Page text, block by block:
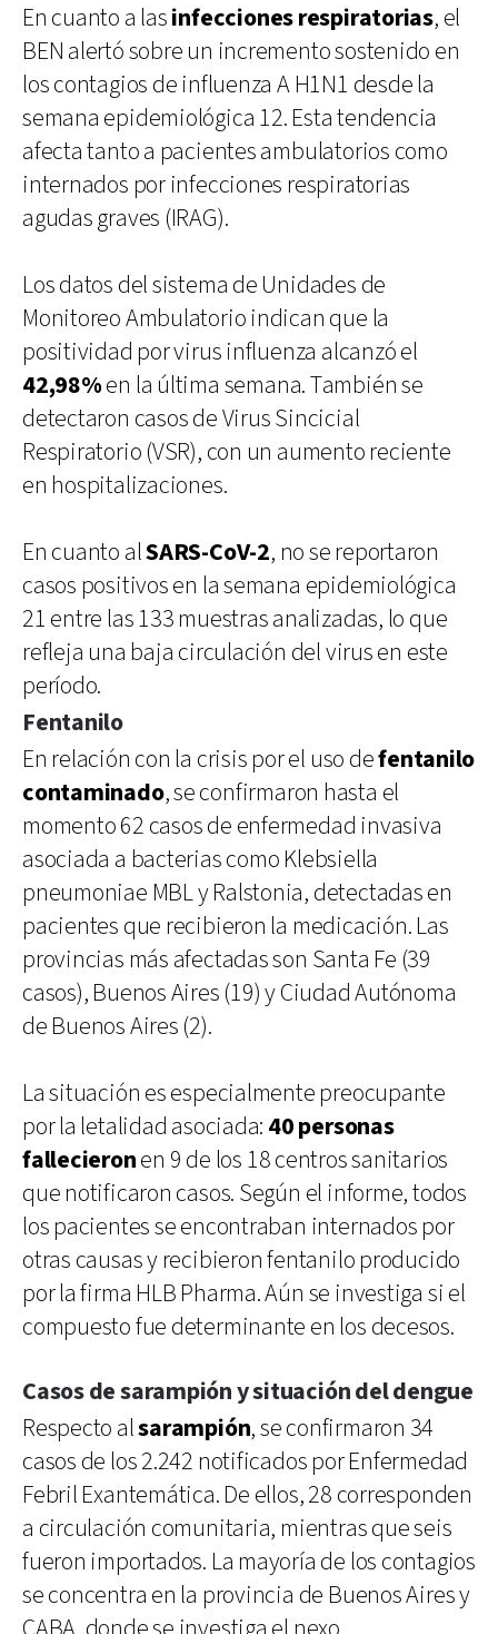
En cuanto a lasinfecciones respiratorias, el
BEN alertó sobre un incremento sostenido en
los contagios de influenza A H1N1 desde la
semana epidemiológica 12. Esta tendencia
afecta tanto a pacientes ambulatorios como
internados por infecciones respiratorias
agudas graves (IRAG).
Los datos del sistema de Unidades de
Monitoreo Ambulatorio indican que la
positividad por virus influenza alcanzó el
42,98%en la última semana. También se
detectaron casos de Virus Sincicial
Respiratorio (VSR), con un aumento reciente
en hospitalizaciones.
En cuanto alSARS-CoV-2, no se reportaron
casos positivos en la semana epidemiológica
21 entre las 133 muestras analizadas, lo que
refleja una baja circulación del virus en este
período.
Fentanilo
En relación con la crisis por el uso defentanilo
contaminado, se confirmaron hasta el
momento 62 casos de enfermedad invasiva
asociada a bacterias como Klebsiella
pneumoniae MBL y Ralstonia, detectadas en
pacientes que recibieron la medicación. Las
provincias más afectadas son Santa Fe (39
casos), Buenos Aires (19) y Ciudad Autónoma
de Buenos Aires (2).
La situación es especialmente preocupante
por la letalidad asociada: 40 personas
fallecieronen 9 de los 18 centros sanitarios
que notificaron casos. Según el informe, todos
los pacientes se encontraban internados por
otras causas y recibieron fentanilo producido
por la firma HLB Pharma. Aún se investiga si el
compuesto fue determinante en los decesos.
Casos de sarampión y situación del dengue
Respecto alsarampión, se confirmaron 34
casos de los 2.242 notificados por Enfermedad
Febril Exantemática. De ellos, 28 corresponden
a circulación comunitaria, mientras que seis
fueron importados. La mayoría de los contagios
se concentra en la provincia de Buenos Aires y